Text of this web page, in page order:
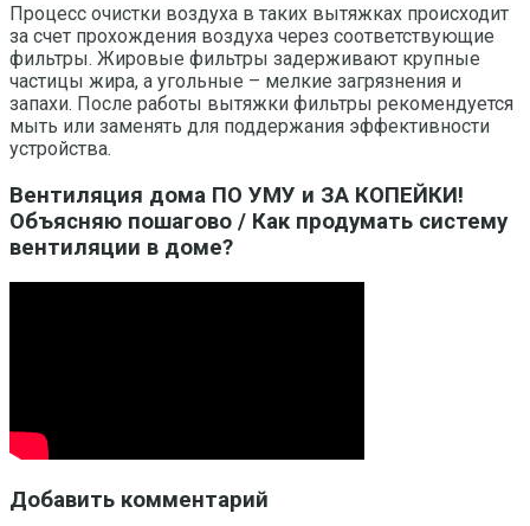
Процесс очистки воздуха в таких вытяжках происходит
за счет прохождения воздуха через соответствующие
фильтры. Жировые фильтры задерживают крупные
частицы жира, а угольные – мелкие загрязнения и
запахи. После работы вытяжки фильтры рекомендуется
мыть или заменять для поддержания эффективности
устройства.
Вентиляция дома ПО УМУ и ЗА КОПЕЙКИ!
Объясняю пошагово / Как продумать систему
вентиляции в доме?
Добавить комментарий